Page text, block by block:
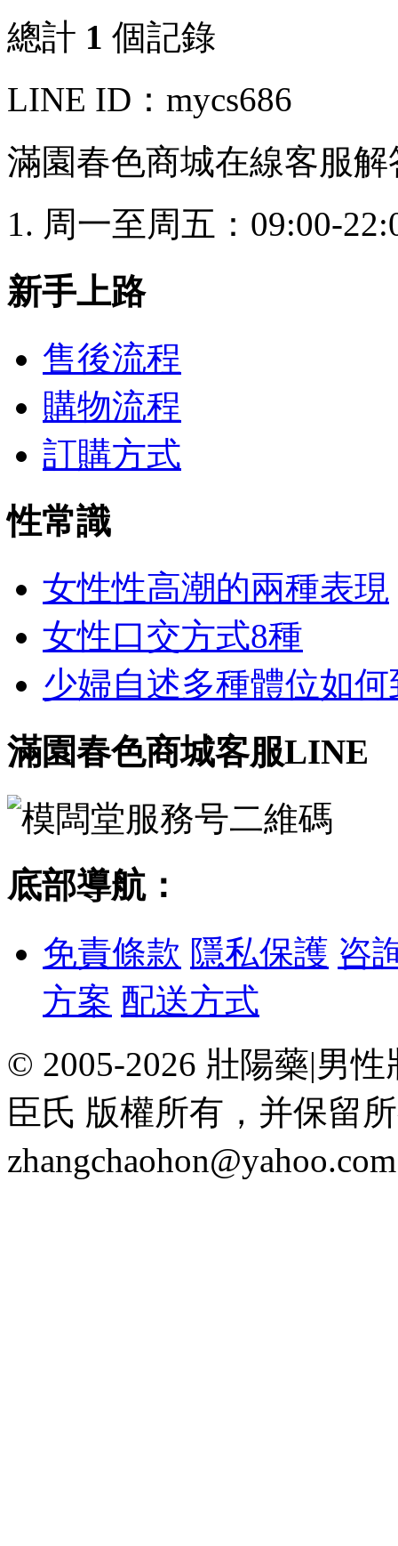
總計 1 個記錄
LINE ID：mycs686
滿園春色商城在線客服解
周一至周五：09:00-
新手上路
售後流程
購物流程
訂購方式
性常識
女性性高潮的兩種表現
女性口交方式8種
少婦自述多種體位如
滿園春色商城客服LINE
底部導航：
免責條款 隱私保護 咨
方案 配送方式
© 2005-2026 壯陽藥|男
臣氏 版權所有，并保留